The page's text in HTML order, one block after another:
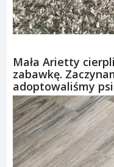
Mała Arietty
zabawkę.
adoptowaliśmy